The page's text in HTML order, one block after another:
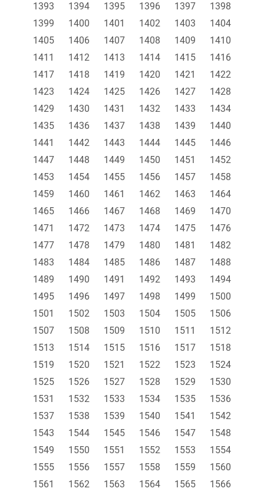
1393
1394 1395 1396 1397
1398
1399
1400 1401 1402 1403
1404
1405
1406 1407 1408 1409
1410
1411
1412 1413 1414 1415
1416
1417
1418 1419 1420 1421
1422
1423
1424 1425 1426 1427
1428
1429
1430 1431 1432 1433
1434
1435
1436 1437 1438 1439
1440
1441
1442 1443 1444 1445
1446
1447
1448 1449 1450 1451
1452
1453
1454 1455 1456 1457
1458
1459
1460 1461 1462 1463
1464
1465
1466 1467 1468 1469
1470
1471
1472 1473 1474 1475
1476
1477
1478 1479 1480 1481
1482
1483
1484 1485 1486 1487
1488
1489
1490 1491 1492 1493
1494
1495
1496 1497 1498 1499
1500
1501
1502 1503 1504 1505
1506
1507
1508 1509 1510 1511
1512
1513
1514 1515 1516 1517
1518
1519
1520 1521 1522 1523
1524
1525
1526 1527 1528 1529
1530
1531
1532 1533 1534 1535
1536
1537
1538 1539 1540 1541
1542
1543
1544 1545 1546 1547
1548
1549
1550 1551 1552 1553
1554
1555
1556 1557 1558 1559
1560
1561
1562 1563 1564 1565
1566